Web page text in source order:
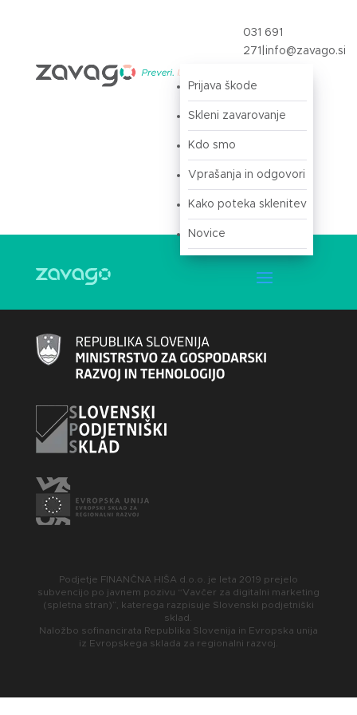
031 691
271 info@zavago.si
Prijava škode
Skleni zavarovanje
Kdo smo
Vprašanja in odgovori
Kako poteka sklenitev
Novice
Podjetje FINANČNA HIŠA d.o.o. je leta 2019 prejelo
subvencijo po javnem pozivu “Vavčer za digitalni marketing
(spletna stran)”, katerega razpisuje Slovenski podjetniški
sklad.
Naložbo sofinancirata Republika Slovenija in Evropska unija
iz Evropskega sklada za regionalni razvoj.